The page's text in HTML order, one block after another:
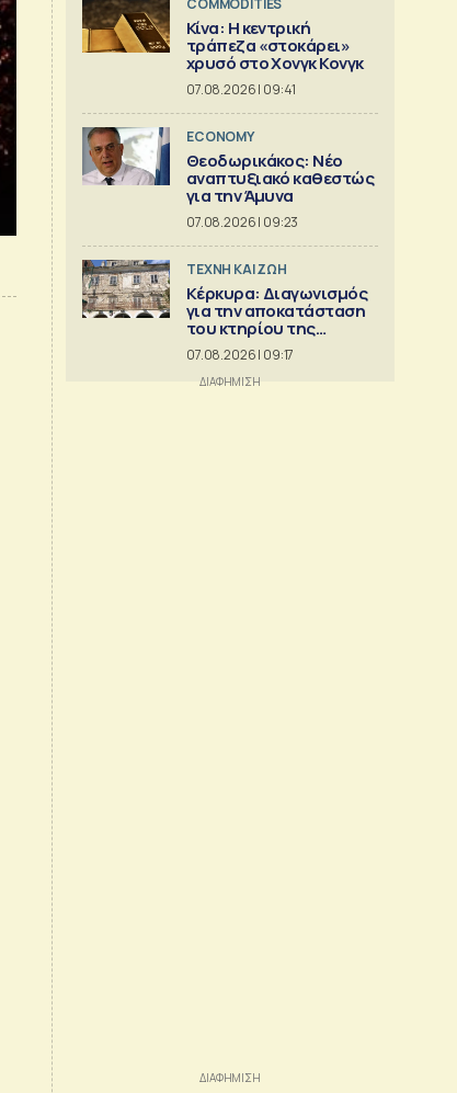
COMMODITIES
Κίνα: Η κεντρική
τράπεζα «στοκάρει»
χρυσό στο Χονγκ Κονγκ
07.08.2026 | 09:41
ECONOMY
Θεοδωρικάκος: Νέο
αναπτυξιακό καθεστώς
για την Άμυνα
07.08.2026 | 09:23
TΕΧΝΗ ΚΑΙ ΖΩΗ
Κέρκυρα: Διαγωνισμός
για την αποκατάσταση
του κτηρίου της
Πινακοθήκης Γιαλλινά
07.08.2026 | 09:17